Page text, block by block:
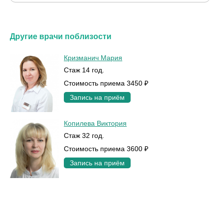
Другие врачи поблизости
Кризманич Мария
Стаж 14 год.
Стоимость приема 3450 ₽
Запись на приём
Копилева Виктория
Стаж 32 год.
Стоимость приема 3600 ₽
Запись на приём